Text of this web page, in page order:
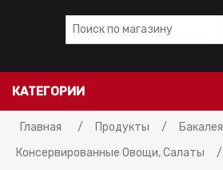
КАТЕГОРИИ
Главная / Продукты / Бакалея
Консервированные Овощи, Салаты
/